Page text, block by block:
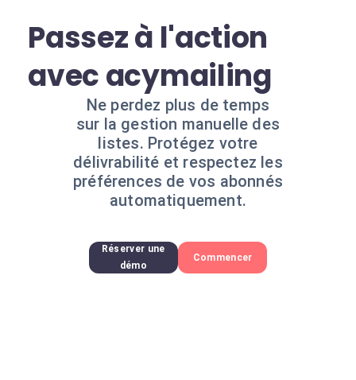
Passez à l'action
avec acymailing
Ne perdez plus de temps
sur la gestion manuelle des
listes. Protégez votre
délivrabilité et respectez les
préférences de vos abonnés
automatiquement.
Réserver une
démo
Commencer